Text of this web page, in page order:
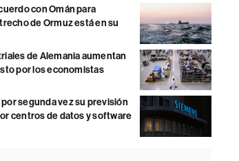
con Omán para
de Ormuz está en su
de Alemania aumentan
por los economistas
segunda vez su previsión
centros de datos y software